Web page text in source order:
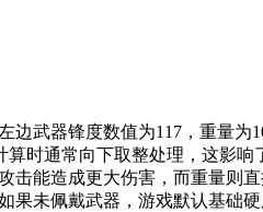
武器锋度数值为117，重量
时通常向下取整处理，这影
能造成更大伤害，而重量则
未佩戴武器，游戏默认基础